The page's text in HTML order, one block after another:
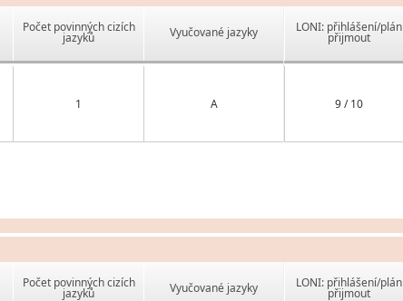
Počet povinných cizích
jazyků Vyučované jazyky
1 A
LONI: přihlášení/plán
přijmout
9 / 10
Počet povinných cizích
jazyků Vyučované jazyky LONI: přihlášení/plán
přijmout